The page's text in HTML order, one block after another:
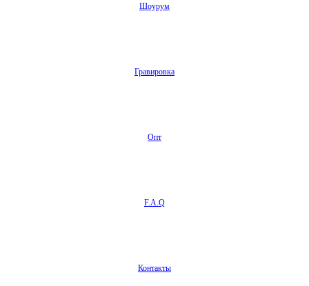
Шоурум
Гравировка
Опт
F.A.Q
Контакты